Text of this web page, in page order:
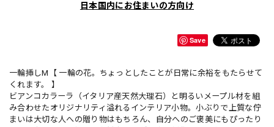
日本国内にお住まいの方向け
Save
一輪挿しM【 一輪の花。ちょっとしたことが日常に余裕をもたらせて
くれます。 】
ビアンコカラーラ（イタリア産天然大理石）と明るいメープル材を組
み合わせたオリジナリティ溢れるインテリア小物。小ぶりで上質な佇
まいは大切な人への贈り物はもちろん、自分へのご褒美にもぴったり